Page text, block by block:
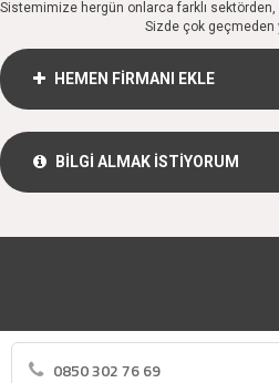
Sistemimize hergün onlarca farklı sektörden,
Sizde çok geçmeden
HEMEN FİRMANI EKLE
BİLGİ ALMAK İSTİYORUM
0850 302 76 69